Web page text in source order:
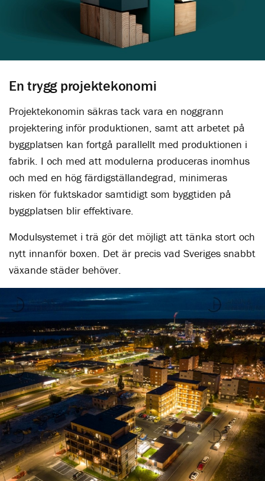
En trygg projektekonomi
Projektekonomin säkras tack vara en noggrann
projektering inför produktionen, samt att arbetet på
byggplatsen kan fortgå parallellt med produktionen i
fabrik. I och med att modulerna produceras inomhus
och med en hög färdigställandegrad, minimeras
risken för fuktskador samtidigt som byggtiden på
byggplatsen blir effektivare.
Modulsystemet i trä gör det möjligt att tänka stort och
nytt innanför boxen. Det är precis vad Sveriges snabbt
växande städer behöver.